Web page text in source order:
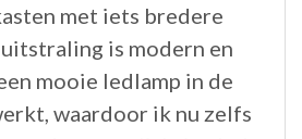
met iets bredere
is modern en
mooie ledlamp in de
waardoor ik nu zelfs